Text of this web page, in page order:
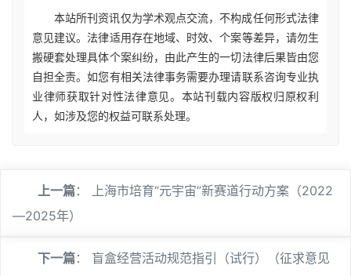
本站所刊资讯仅为学术观点交流，不构成任何形式法律
意见建议。法律适用存在地域、时效、个案等差异，请勿生
搬硬套处理具体个案纠纷，由此产生的一切法律后果皆由您
自担全责。如您有相关法律事务需要办理请联系咨询专业执
业律师获取针对性法律意见。本站刊载内容版权归原权利
人，如涉及您的权益可联系处理。
上一篇：
上海市培育“元宇宙”新赛道行动方案（2022
—2025年）
下一篇： 盲盒经营活动规范指引（试行）（征求意见